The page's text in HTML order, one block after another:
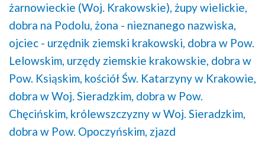
żarnowieckie (Woj. Krakowskie), żupy wielickie,
dobra na Podolu, żona - nieznanego nazwiska,
ojciec - urzędnik ziemski krakowski, dobra w Pow.
Lelowskim, urzędy ziemskie krakowskie, dobra w
Pow. Ksiąskim, kościół Św. Katarzyny w Krakowie,
dobra w Woj. Sieradzkim, dobra w Pow.
Chęcińskim, królewszczyzny w Woj. Sieradzkim,
dobra w Pow. Opoczyńskim, zjazd